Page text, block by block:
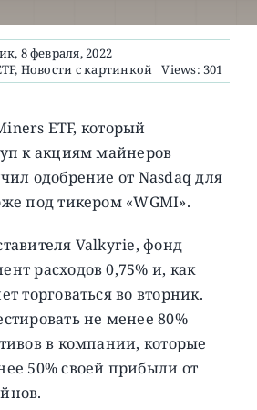
8 февраля, 2022
, Новости с картинкой Views: 301
ETF, который
к акциям майнеров
одобрение от Nasdaq для
под тикером «WGMI».
Valkyrie, фонд
расходов 0,75% и, как
торговаться во вторник.
не менее 80%
в компании, которые
50% своей прибыли от